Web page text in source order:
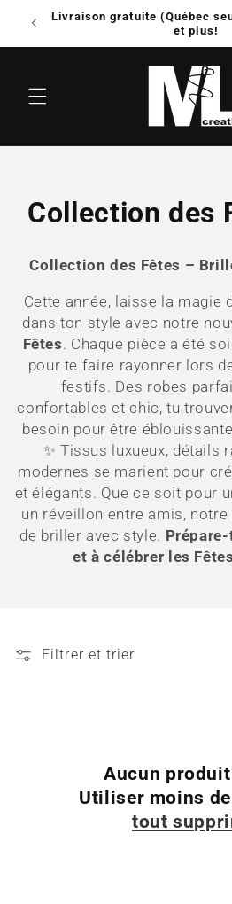
passer
contenu
Livraison gratuite (Québec
et plus!
C
l
e
t
i
o
n
Collection des
Collection des Fêtes –
Cette année, laisse la magie
dans ton style avec notre
Fêtes. Chaque pièce a été
pour te faire rayonner lors
festifs. Des robes
confortables et chic, tu
besoin pour être
✨ Tissus luxueux, détails
modernes se marient pour
et élégants. Que ce soit pour
un réveillon entre amis,
de briller avec style.
et à célébrer les
Filtrer et trier
Aucun
Utiliser moins
tout